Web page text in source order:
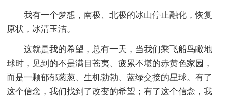
我有一个梦想，南极、北极的冰山停止融化，恢复
原状，冰清玉洁。
这就是我的希望，总有一天，当我们乘飞船鸟瞰地
球时，见到的不是满目苍夷、疲累不堪的赤黄色家园，
而是一颗郁郁葱葱、生机勃勃、蓝绿交接的星球。有了
这个信念，我们找到了改变的希望；有了这个信念，我